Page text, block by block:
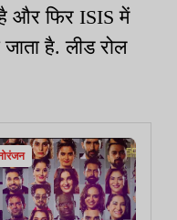
है और फिर ISIS में
है. लीड रोल